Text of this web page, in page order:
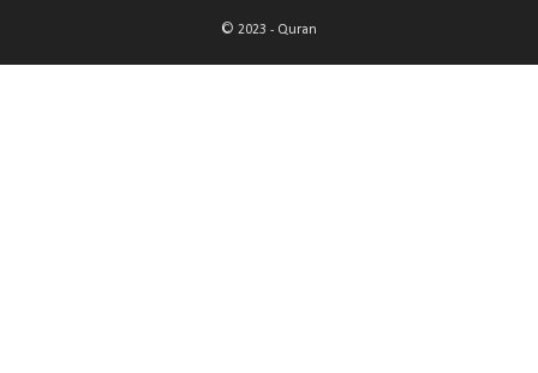
© 2023 - Quran